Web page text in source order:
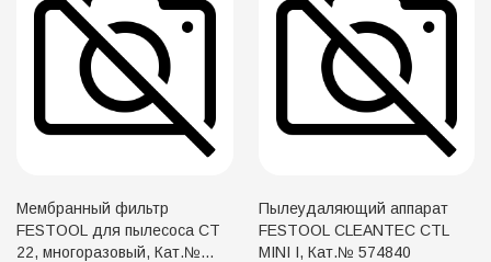
Мембранный фильтр
FESTOOL для пылесоса СТ
22, многоразовый, Кат.№
Пылеудаляющий аппарат
FESTOOL CLEANTEC CTL
MINI I, Кат.№ 574840